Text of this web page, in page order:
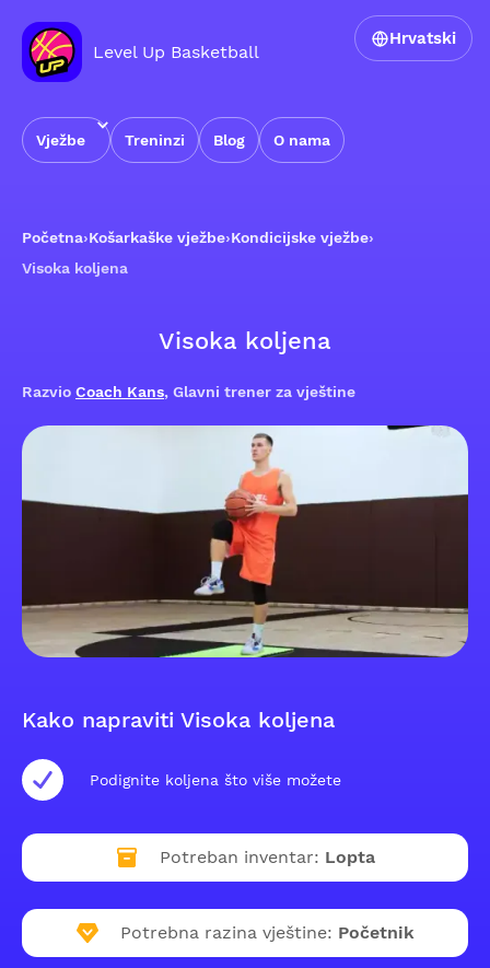
Level Up Basketball
Vježbe Treninzi Blog O nama
Hrvatski
Početna›Košarkaške vježbe›Kondicijske vježbe›
Visoka koljena
Visoka koljena
Razvio Coach Kans, Glavni trener za vještine
Kako napraviti Visoka koljena
Podignite koljena što više možete
Potreban inventar: Lopta
Potrebna razina vještine: Početnik